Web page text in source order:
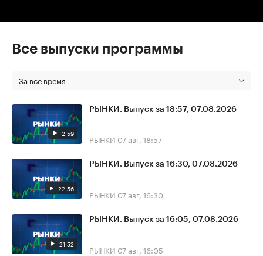
Все выпуски программы
За все время
2:59
РЫНКИ. Выпуск за 18:57, 07.08.2026
РЫНКИ 07 авг, 18:57
22:56
РЫНКИ. Выпуск за 16:30, 07.08.2026
РЫНКИ 07 авг, 16:30
21:52
РЫНКИ. Выпуск за 16:05, 07.08.2026
РЫНКИ 07 авг, 16:05